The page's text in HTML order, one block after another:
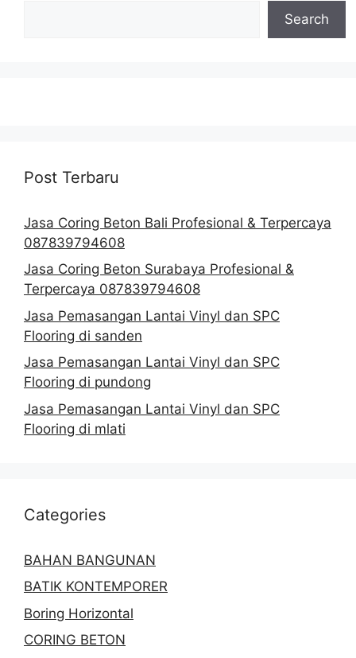
Search
Post Terbaru
Jasa Coring Beton Bali Profesional & Terpercaya
087839794608
Jasa Coring Beton Surabaya Profesional &
Terpercaya 087839794608
Jasa Pemasangan Lantai Vinyl dan SPC
Flooring di sanden
Jasa Pemasangan Lantai Vinyl dan SPC
Flooring di pundong
Jasa Pemasangan Lantai Vinyl dan SPC
Flooring di mlati
Categories
BAHAN BANGUNAN
BATIK KONTEMPORER
Boring Horizontal
CORING BETON